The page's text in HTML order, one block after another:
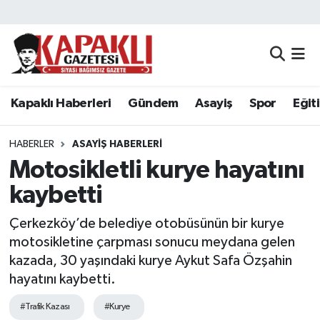
Kapaklı Haberleri Gündem Asayiş Spor
HABERLER ASAYIŞ HABERLERI
Motosikletli kurye hayatını
kaybetti
Çerkezköy’de belediye otobüsünün bir kurye
motosikletine çarpması sonucu meydana gelen
kazada, 30 yaşındaki kurye Aykut Safa Özşahin
hayatını kaybetti.
#Trafik Kazası #Kurye
Kapaklı Haberleri
Asayiş
Spor
Eğitim
Siyaset
Resmi Reklamlar
Tekirdağ
Tekirdağ Nöbetçi Eczaneler
Tekirdağ Namaz Vakitleri
Tekirdağ Trafik Yoğunluk Haritası
Süper Lig Puan Durumu ve Fikstür
Tüm Manşetler
Son Dakika Haberleri
Haber Arşivi